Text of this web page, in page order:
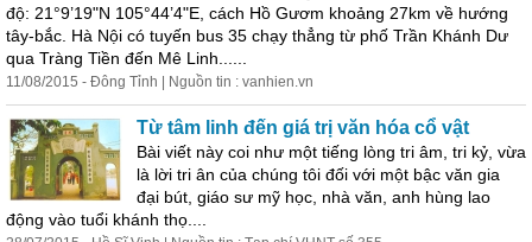
độ: 21°9’19"N 105°44’4"E, cách Hồ Gươm khoảng 27km về hướng
tây-bắc. Hà Nội có tuyến bus 35 chạy thẳng từ phố Trần Khánh Dư
qua Tràng Tiền đến Mê Linh
11/08/2015 - Đông Tỉnh | Nguồn tin : vanhien.vn
Từ tâm linh đến giá trị văn hóa cổ vật
Bài viết này coi như một tiếng lòng tri âm, tri kỷ, vừa
là lời tri ân của chúng tôi đối với một bậc văn gia
đại bút, giáo sư mỹ học, nhà văn, anh hùng lao
động vào tuổi khánh thọ....